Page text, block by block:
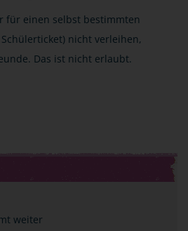
für einen selbst bestimmten
nicht verleihen,
Das ist nicht erlaubt.
weiter